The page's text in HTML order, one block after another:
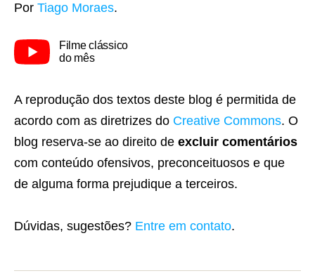
Por Tiago Moraes.
Filme clássico
do mês
A reprodução dos textos deste blog é permitida de
acordo com as diretrizes do Creative Commons. O
blog reserva-se ao direito de excluir comentários
com conteúdo ofensivos, preconceituosos e que
de alguma forma prejudique a terceiros.
Dúvidas, sugestões? Entre em contato.